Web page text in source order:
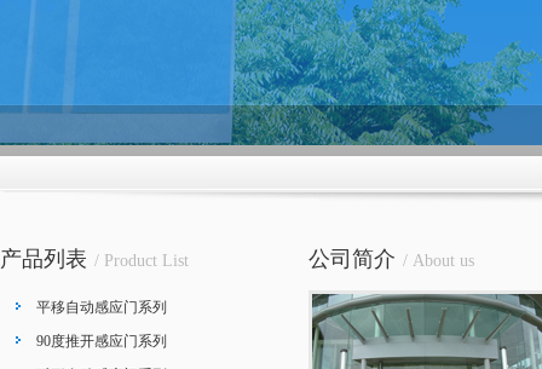
产品列表 / Product List
平移自动感应门系列
90度推开感应门系列
公司简介 / About us